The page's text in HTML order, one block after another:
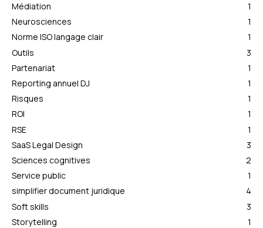
Médiation
1
Neurosciences
1
Norme ISO langage clair
1
Outils
3
Partenariat
1
Reporting annuel DJ
1
Risques
1
ROI
1
RSE
1
SaaS Legal Design
3
Sciences cognitives
2
Service public
1
simplifier document juridique
4
Soft skills
3
Storytelling
1